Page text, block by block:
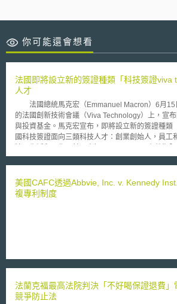
你可能還會想看
法國即將設立新的簽證種類「科技簽證viva tech」面向三類科技
人才
法國總統馬克宏（Emmanuel Macron）6月15
的法國創新技術會議（Viva Technology）上，宣
與投資基金。馬克宏宣布，即將設立新的簽證種類
國科技簽證面向三類科技人才：創業創始人，員工
做為基礎。 二、 其延伸至直系親屬，且配偶還可獲得居留許可，得在
額外的工作許可，而來自歐洲經濟區和瑞士的公民
而針對法國科技簽證的資格，有三個，一為企業
準風險投資家和商業天使投資創業公司，有幾種方
國的風險投資公司招募、商業天使（通常是成功的
獲得標有“商業投資者”的人才通行證，須投資至少
美國CAFC透過Abbvie, Inc. v. Kennedy
複專利制度
法蘭克福最高法院判決「不好喝保證退費」
競爭防止法